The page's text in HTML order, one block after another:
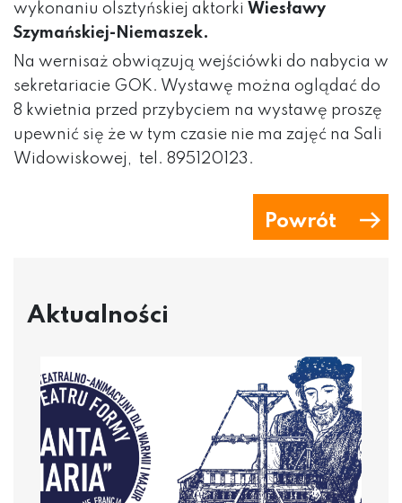
wykonaniu olsztyńskiej aktorki Wiesławy
Szymańskiej-Niemaszek.
Na wernisaż obwiązują wejściówki do nabycia w
sekretariacie GOK. Wystawę można oglądać do
8 kwietnia przed przybyciem na wystawę proszę
upewnić się że w tym czasie nie ma zajęć na Sali
Widowiskowej, tel. 895120123.
Powrót
Aktualności